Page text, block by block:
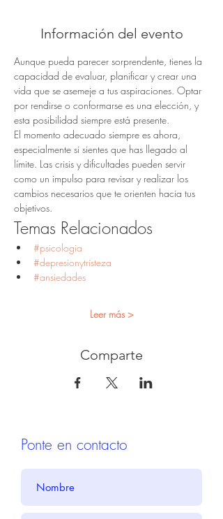
Información del evento
Aunque pueda parecer sorprendente, tienes la
capacidad de evaluar, planificar y crear una
vida que se asemeje a tus aspiraciones. Optar
por rendirse o conformarse es una elección, y
esta posibilidad siempre está presente.
El momento adecuado siempre es ahora,
especialmente si sientes que has llegado al
límite. Las crisis y dificultades pueden servir
como un impulso para revisar y realizar los
cambios necesarios que te orienten hacia tus
objetivos.
Temas Relacionados
#psicologia
#depresionytristeza
#ansiedades
Leer más >
Comparte
Ponte en contacto